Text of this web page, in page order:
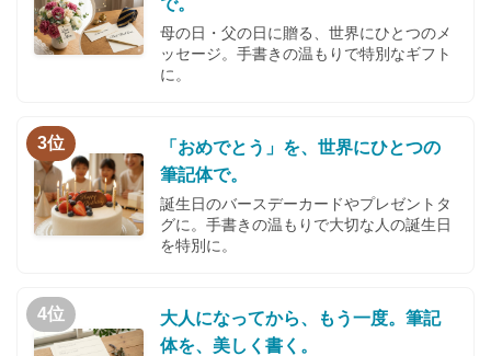
母の日・父の日に贈る、世界にひとつのメ
ッセージ。手書きの温もりで特別なギフト
に。
3位
「おめでとう」を、世界にひとつの
筆記体で。
誕生日のバースデーカードやプレゼントタ
グに。手書きの温もりで大切な人の誕生日
を特別に。
4位
大人になってから、もう一度。筆記
体を、美しく書く。